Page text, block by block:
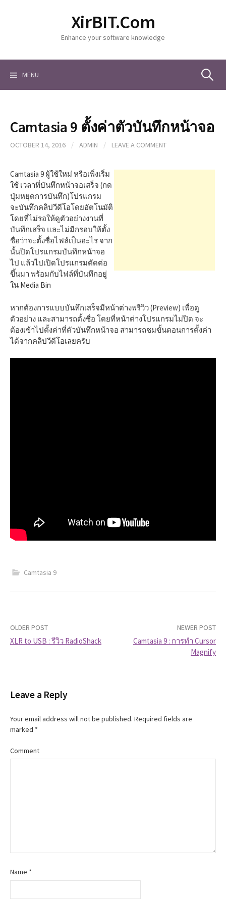
o
XirBIT.Com
Enhance your software knowledge
MENU S
a
r
Camtasia 9 ตั้งค่าตัวบันทึกหน้าจอ
OCTOBER 14, 2016 / ADMIN / LEAVE A COMMENT
Camtasia 9 ผู้ใช้ใหม่ หรือเพิ่งเริ่ม
ใช้ เวลาที่บันทึกหน้าจอเสร็จ (กด
ปุ่มหยุดการบันทึก)โปรแกรม
จะบันทึกคลิปวีดีโอโดยอัตโนมัติ
โดยที่ไม่รอให้ดูตัวอย่างงานที่
บันทึกเสร็จ และไม่มีกรอบให้ตั้ง
ชื่อว่าจะตั้งชื่อไฟล์เป็นอะไร จาก
นั้นปิดโปรแกรมบันทึกหน้าจอ
ไป แล้วไปเปิดโปรแกรมตัดต่อ
ขึ้นมา พร้อมกับไฟล์ที่บันทึกอยู่
ใน Media Bin
หากต้องการแบบบันทึกเสร็จมีหน้าต่างพรีวิว (Preview) เพื่อดู
ตัวอย่าง และสามารถตั้งชื่อ โดยที่หน้าต่างโปรแกรมไม่ปิด จะ
ต้องเข้าไปตั้งค่าที่ตัวบันทึกหน้าจอ สามารถชมขั้นตอนการตั้งค่า
ได้จากคลิปวีดีโอเลยครับ
Camtasia 9
s
t
a
i
OLDER POST
XLR to USB : รีวิว RadioShack
NEWER POST
Camtasia 9 : การทำ Cursor
Magnify
Leave a Reply
Your email address will not be published. Required fields are
marked *
Comment
Name *